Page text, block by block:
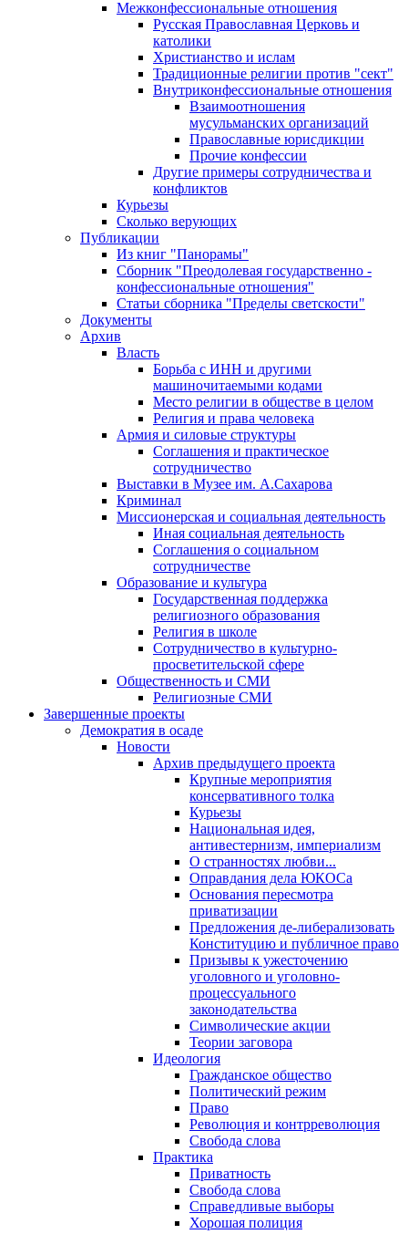
Межконфессиональные отношения
Русская Православная Церковь и
католики
Христианство и ислам
Традиционные религии против "сект"
Внутриконфессиональные отношения
Взаимоотношения
мусульманских организаций
Православные юрисдикции
Прочие конфессии
Другие примеры сотрудничества и
конфликтов
Курьезы
Сколько верующих
Публикации
Из книг "Панорамы"
Сборник "Преодолевая государственно -
конфессиональные отношения"
Статьи сборника "Пределы светскости"
Документы
Архив
Власть
Борьба с ИНН и другими
машиночитаемыми кодами
Место религии в обществе в целом
Религия и права человека
Армия и силовые структуры
Соглашения и практическое
сотрудничество
Выставки в Музее им. А.Сахарова
Криминал
Миссионерская и социальная деятельность
Иная социальная деятельность
Соглашения о социальном
сотрудничестве
Образование и культура
Государственная поддержка
религиозного образования
Религия в школе
Сотрудничество в культурно-
просветительской сфере
Общественность и СМИ
Религиозные СМИ
Завершенные проекты
Демократия в осаде
Новости
Архив предыдущего проекта
Крупные мероприятия
консервативного толка
Курьезы
Национальная идея,
антивестернизм, империализм
О странностях любви...
Оправдания дела ЮКОСа
Основания пересмотра
приватизации
Предложения де-либерализовать
Конституцию и публичное право
Призывы к ужесточению
уголовного и уголовно-
процессуального
законодательства
Символические акции
Теории заговора
Идеология
Гражданское общество
Политический режим
Право
Революция и контрреволюция
Свобода слова
Практика
Приватность
Свобода слова
Справедливые выборы
Хорошая полиция